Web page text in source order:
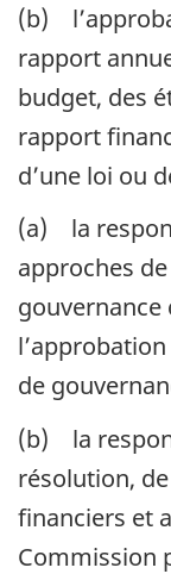
(b)
rapport
budget, des
rapport
d’une loi ou
(a) la
approches
de
(b) la
résolution,
financiers et
Commission